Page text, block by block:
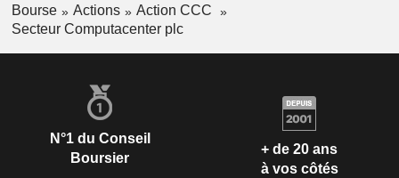
Bourse Actions
Action CCC
Secteur Computacenter plc
N°1 du Conseil
Boursier
+ de 20 ans
à vos côtés